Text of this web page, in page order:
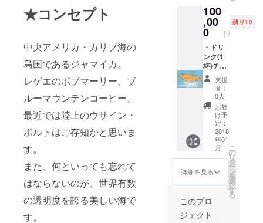
★コンセプト
中央アメリカ・カリブ海の
島国であるジャマイカ。
レゲエのボブマーリー、ブ
ルーマウンテンコーヒー、
最近では陸上のウサイン・
ボルトはご存知かと思いま
す。
また、何といっても忘れて
はならないのが、世界有数
の透明度を誇る美しい海で
す。
回
(200g)×
6ヶ月間
致しま
す。
場所ま
で淹れ
にお伺
ます。
※首都圏
内でお
願い致
しま
す。 ※
一杯一
杯ハン
ドド
リップ
でお淹
れいた
します
ので、
番に時
生じま
・休日
時(平日
の半日
程度)店
舗貸出
・
Thank
you
letterを
お送り
致しま
す。 ・
打ち合
わせを
した
後、あ
なただ
けのオ
ゴ、ポ
データ
月1回制
作×6ヶ
月 ・希
望の方
に店内
へご希
望の写
真を掲
示 ・ス
タッフ
として
体験
(コー
ヒー、
ジャマ
イカ料
理のス
キルが
付きま
・休日
時(平日
の半日
100
,00
0 円
残り10
・ドリ
ンク(1
杯)チ
ケット
10枚 ・
ステッ
カー10
リジナ
ルミッ
クス
CD(Reg
gae)(プ
ロのサ
ウンド
します)
月1回制
作×6ヶ
支援
者：
0人
お届
け予
定：
2018
年01
月
詳細を見る
こ
の
リ
タ
ー
ン
を
選
択
す
る
このプロ
ジェクト